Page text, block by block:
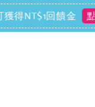
回饋金 點我去買